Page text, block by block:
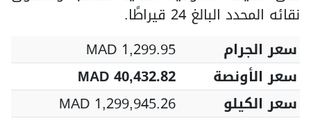
نقائه المحدد البالغ 24 قيراطًا.
سعر الجرام
MAD 1,299.95
سعر الأونصة
MAD 40,432.82
سعر الكيلو
MAD 1,299,945.26